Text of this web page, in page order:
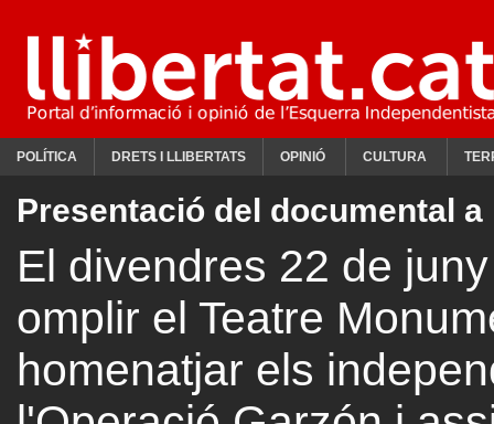
POLÍTICA DRETS I LLIBERTATS OPINIÓ CULTURA
Presentació del documental a
El divendres 22 de
omplir el Teatre
homenatjar els